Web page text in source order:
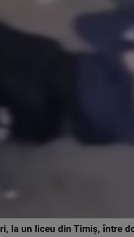
la un liceu din Timiș, între